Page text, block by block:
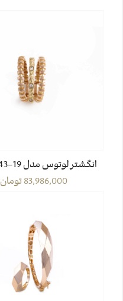
انگشتر لوتوس مدل RN-LT43-19
83,986,000تومان